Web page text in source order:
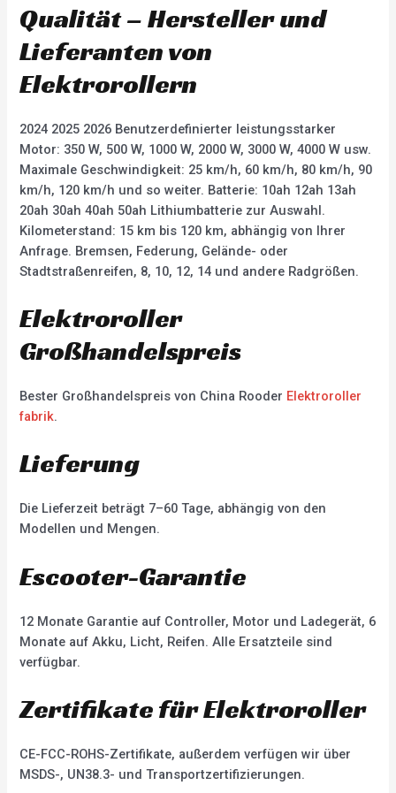
Qualität – Hersteller und
Lieferanten von
Elektrorollern
2024 2025 2026 Benutzerdefinierter leistungsstarker
Motor: 350 W, 500 W, 1000 W, 2000 W, 3000 W, 4000 W usw.
Maximale Geschwindigkeit: 25 km/h, 60 km/h, 80 km/h, 90
km/h, 120 km/h und so weiter. Batterie: 10ah 12ah 13ah
20ah 30ah 40ah 50ah Lithiumbatterie zur Auswahl.
Kilometerstand: 15 km bis 120 km, abhängig von Ihrer
Anfrage. Bremsen, Federung, Gelände- oder
Stadtstraßenreifen, 8, 10, 12, 14 und andere Radgrößen.
Elektroroller
Großhandelspreis
Bester Großhandelspreis von China Rooder Elektroroller
fabrik.
Lieferung
Die Lieferzeit beträgt 7–60 Tage, abhängig von den
Modellen und Mengen.
Escooter-Garantie
12 Monate Garantie auf Controller, Motor und Ladegerät, 6
Monate auf Akku, Licht, Reifen. Alle Ersatzteile sind
verfügbar.
Zertifikate für Elektroroller
CE-FCC-ROHS-Zertifikate, außerdem verfügen wir über
MSDS-, UN38.3- und Transportzertifizierungen.